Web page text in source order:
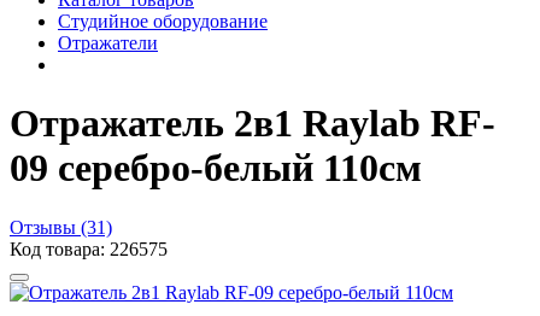
Студийное оборудование
Отражатели
Отражатель 2в1 Raylab RF-
09 серебро-белый 110см
Отзывы (31)
Код товара: 226575